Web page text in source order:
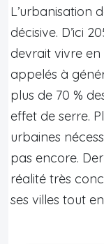
L’urbanisation
décisive. D’ici
devrait vivre en
appelés à
plus de 70 %
effet de serre.
urbaines
pas encore.
réalité très
ses villes tout